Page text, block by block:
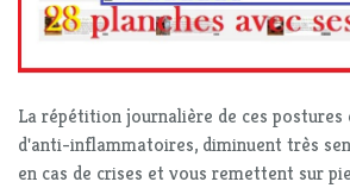
La répétition journalière de ces
d'anti-inflammatoires, diminuent très
en cas de crises et vous remettent sur